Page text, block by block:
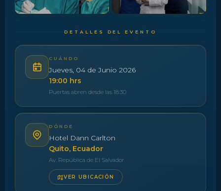
DETALLES DEL EVENTO
CUÁNDO
Jueves, 04 de Junio 2026
19:00 hrs
Puertas abren desde las 18:30
DÓNDE
Hotel Dann Carlton
Quito, Ecuador
Av. República de El Salvador
VER UBICACIÓN